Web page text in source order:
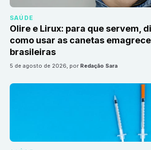
SAÚDE
Olire e Lirux: para que servem,
como usar as canetas
brasileiras
5 de agosto de 2026, por Redação Sara